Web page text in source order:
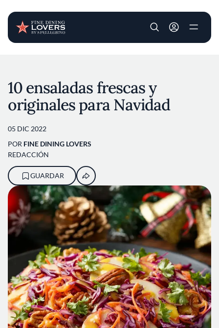
User account
10 ensaladas frescas y
originales para Navidad
05 DIC 2022
POR FINE DINING LOVERS
REDACCIÓN
GUARDAR